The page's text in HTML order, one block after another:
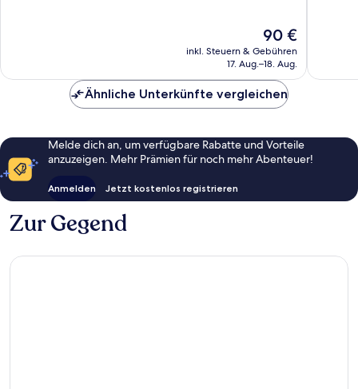
Der
Preis
beträgt
90 €
inkl. Steuern & Gebühren
17. Aug.–18. Aug.
Ähnliche Unterkünfte vergleichen
Melde dich an, um verfügbare Rabatte und Vorteile
anzuzeigen. Mehr Prämien für noch mehr Abenteuer!
Anmelden Jetzt kostenlos registrieren
Zur Gegend